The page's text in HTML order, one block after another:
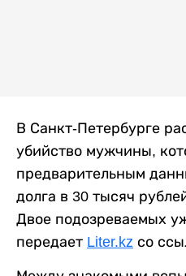
В Санкт-Петербурге
убийство мужчины,
предварительным
долга в 30 тысяч
Двое подозреваемых
передает Liter.kz со